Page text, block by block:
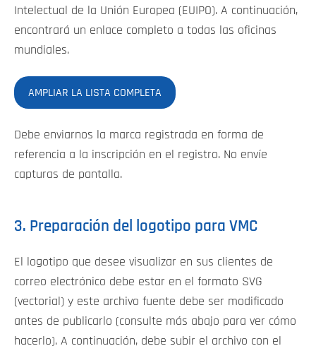
Intelectual de la Unión Europea (EUIPO). A continuación,
encontrará un enlace completo a todas las oficinas
mundiales.
AMPLIAR LA LISTA COMPLETA
Debe enviarnos la marca registrada en forma de
referencia a la inscripción en el registro. No envíe
capturas de pantalla.
3. Preparación del logotipo para VMC
El logotipo que desee visualizar en sus clientes de
correo electrónico debe estar en el formato SVG
(vectorial) y este archivo fuente debe ser modificado
antes de publicarlo (consulte más abajo para ver cómo
hacerlo). A continuación, debe subir el archivo con el